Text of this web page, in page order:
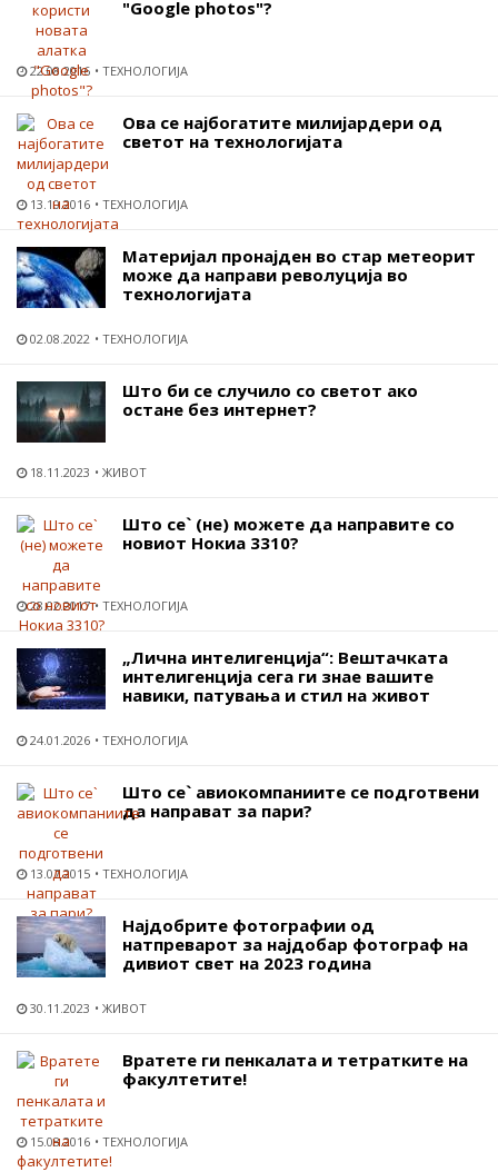
"Google photos"?
22.08.2016 ТЕХНОЛОГИЈА
Ова се најбогатите милијардери од
светот на технологијата
13.10.2016 ТЕХНОЛОГИЈА
Материјал пронајден во стар метеорит
може да направи револуција во
технологијата
02.08.2022 ТЕХНОЛОГИЈА
Што би се случило со светот ако
остане без интернет?
18.11.2023 ЖИВОТ
Што се` (не) можете да направите со
новиот Нокиа 3310?
28.02.2017 ТЕХНОЛОГИЈА
„Лична интелигенција“: Вештачката
интелигенција сега ги знае вашите
навики, патувања и стил на живот
24.01.2026 ТЕХНОЛОГИЈА
Што се` авиокомпаниите се подготвени
да направат за пари?
13.07.2015 ТЕХНОЛОГИЈА
Најдобрите фотографии од
натпреварот за најдобар фотограф на
дивиот свет на 2023 година
30.11.2023 ЖИВОТ
Вратете ги пенкалата и тетратките на
факултетите!
15.08.2016 ТЕХНОЛОГИЈА